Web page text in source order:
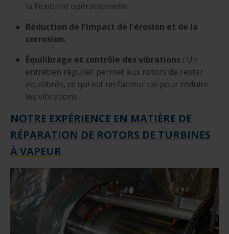
la flexibilité opérationnelle.
Réduction de l'impact de l'érosion et de la
corrosion.
Équilibrage et contrôle des vibrations : Un
entretien régulier permet aux rotors de rester
équilibrés, ce qui est un facteur clé pour réduire
les vibrations.
NOTRE EXPÉRIENCE EN MATIÈRE DE
RÉPARATION DE ROTORS DE TURBINES
À VAPEUR